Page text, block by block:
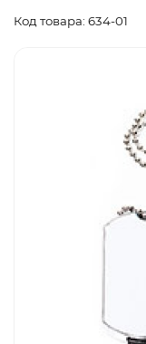
Код товара: 634-01